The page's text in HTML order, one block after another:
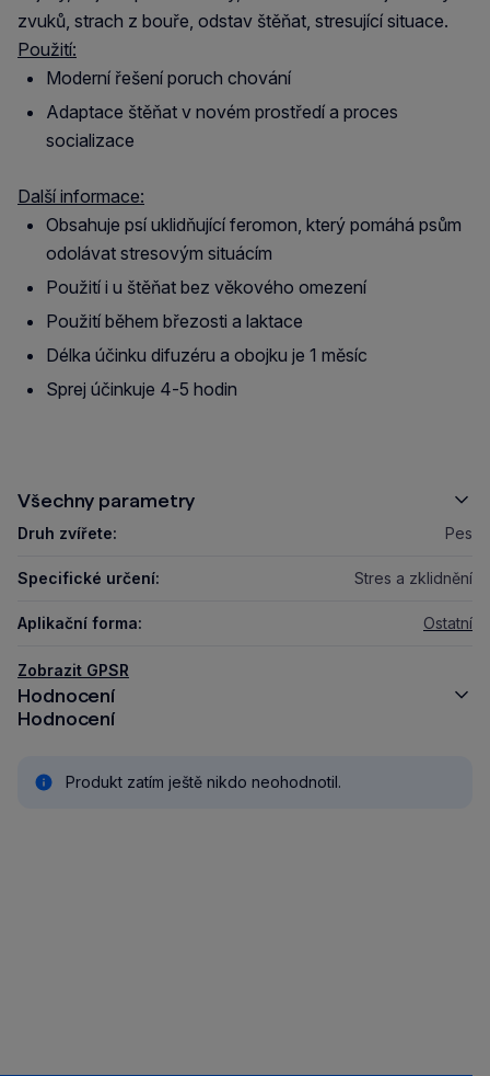
zvuků, strach z bouře, odstav štěňat, stresující situace.
Použití:
Moderní řešení poruch chování
Adaptace štěňat v novém prostředí a proces
socializace
Další informace:
Obsahuje psí uklidňující feromon, který pomáhá psům
odolávat stresovým situácím
Použití i u štěňat bez věkového omezení
Použití během březosti a laktace
Délka účinku difuzéru a obojku je 1 měsíc
Sprej účinkuje 4-5 hodin
Všechny parametry
Druh zvířete: Pes
Specifické určení: Stres a zklidnění
Aplikační forma: Ostatní
Zobrazit GPSR
Hodnocení
Hodnocení
Produkt zatím ještě nikdo neohodnotil.